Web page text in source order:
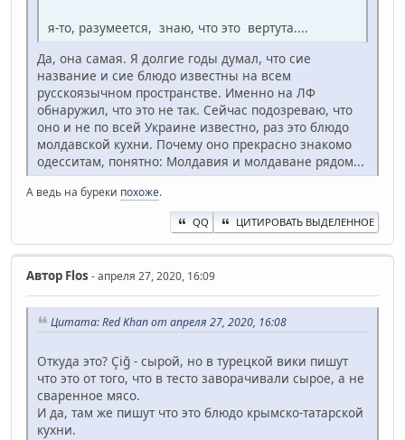
я-то, разумеется, знаю, что это вертута....
Да, она самая. Я долгие годы думал, что сие
название и сие блюдо известны на всем
русскоязычном пространстве. Именно на ЛФ
обнаружил, что это не так. Сейчас подозреваю, что
оно и не по всей Украине известно, раз это блюдо
молдавской кухни. Почему оно прекрасно знакомо
одесситам, понятно: Молдавия и молдаване рядом...
А ведь на буреки похоже.
QQ ЦИТИРОВАТЬ ВЫДЕЛЕННОЕ
Автор Flos - апреля 27, 2020, 16:09
Цитата: Red Khan от апреля 27, 2020, 16:08
Откуда это? Çiğ - сырой, но в турецкой вики пишут
что это от того, что в тесто заворачивали сырое, а не
сваренное мясо.
И да, там же пишут что это блюдо крымско-татарской
кухни.